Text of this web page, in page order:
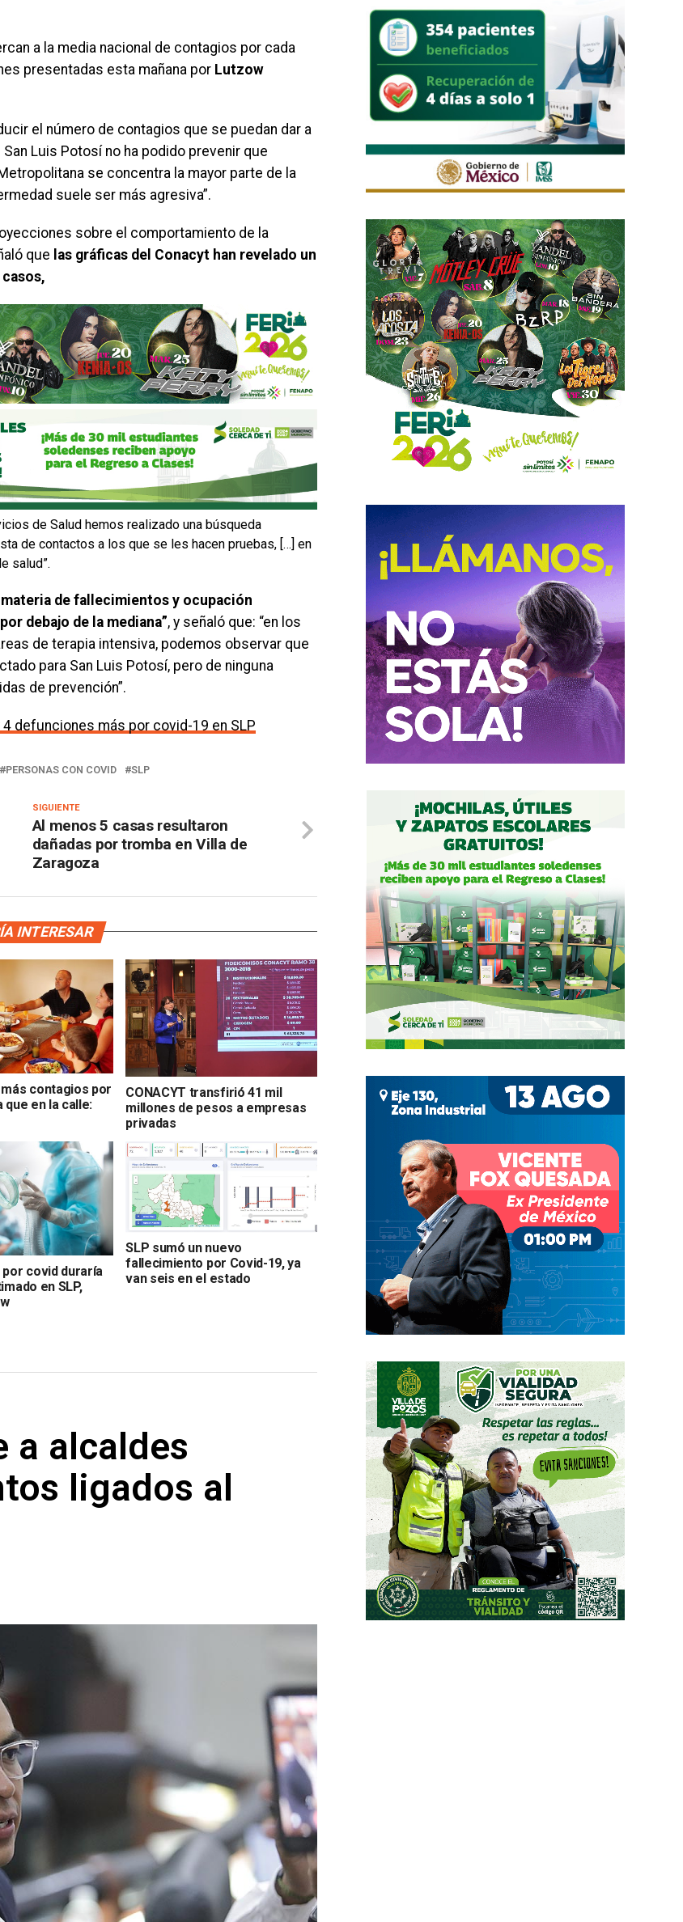
a la media nacional de contagios por cada
presentadas esta mañana por Lutzow
el número de contagios que se puedan dar a
Luis Potosí no ha podido prevenir que
se concentra la mayor parte de la
suele ser más agresiva”.
sobre el comportamiento de la
que las gráficas del Conacyt han revelado un
de Salud hemos realizado una búsqueda
de contactos a los que se les hacen pruebas, […] en
salud”.
de fallecimientos y ocupación
debajo de la mediana”, y señaló que: “en los
de terapia intensiva, podemos observar que
para San Luis Potosí, pero de ninguna
de prevención”.
defunciones más por covid-19 en SLP
PERSONAS CON COVID SLP
SIGUIENTE
Al menos 5 casas resultaron
dañadas por tromba en Villa de
Zaragoza
INTERESAR
contagios por
que en la calle:
CONACYT transfirió 41 mil
millones de pesos a empresas
privadas
covid duraría
en SLP,
SLP sumó un nuevo
fallecimiento por Covid-19, ya
van seis en el estado
a alcaldes
ligados al